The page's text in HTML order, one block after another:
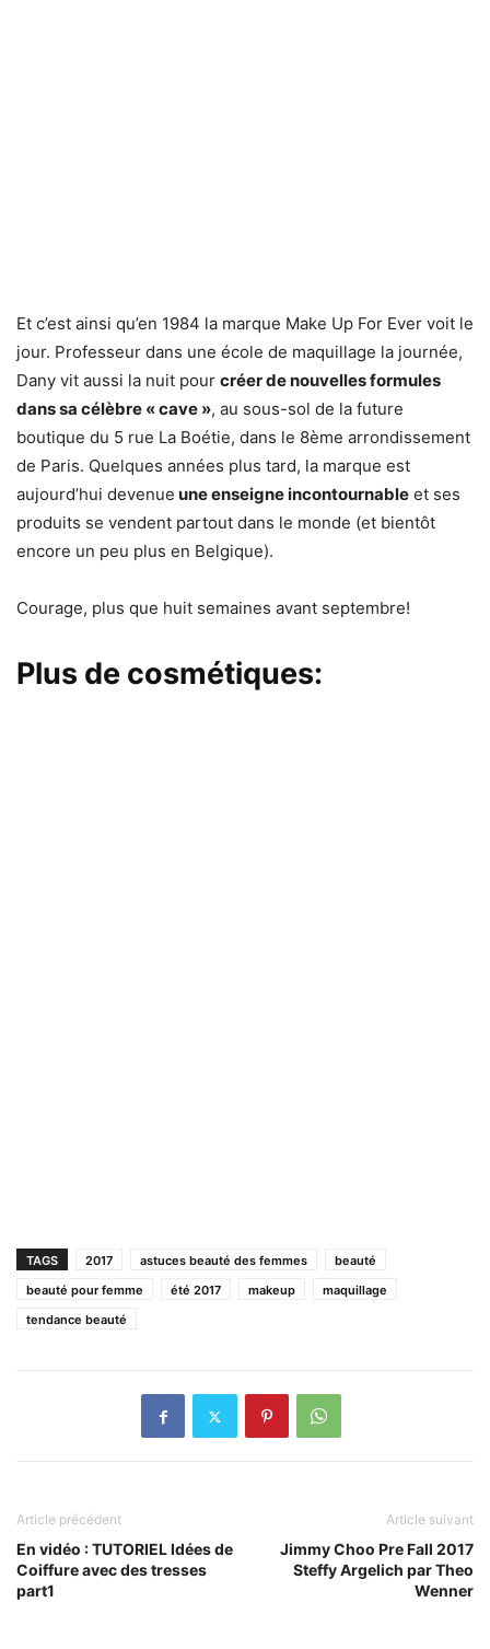
Et c’est ainsi qu’en 1984 la marque Make Up For Ever voit le
jour. Professeur dans une école de maquillage la journée,
Dany vit aussi la nuit pour créer de nouvelles formules
dans sa célèbre « cave », au sous-sol de la future
boutique du 5 rue La Boétie, dans le 8ème arrondissement
de Paris. Quelques années plus tard, la marque est
aujourd’hui devenue une enseigne incontournable et ses
produits se vendent partout dans le monde (et bientôt
encore un peu plus en Belgique).
Courage, plus que huit semaines avant septembre!
Plus de cosmétiques:
TAGS 2017 astuces beauté des femmes
beauté
beauté pour femme
été 2017 makeup
maquillage
tendance beauté
Article précédent
En vidéo : TUTORIEL Idées de
Coiffure avec des tresses
part1
Article suivant
Jimmy Choo Pre Fall 2017
Steffy Argelich par Theo
Wenner